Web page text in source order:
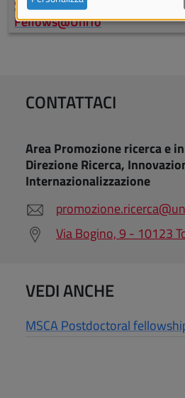
Scopri i progetti della
Fellows@UniTo
CONTATTACI
Area Promozione ricerca e
Direzione Ricerca,
Internazionalizzazione
Via Bogino, 9 - 10123
VEDI ANCHE
MSCA Postdoctoral